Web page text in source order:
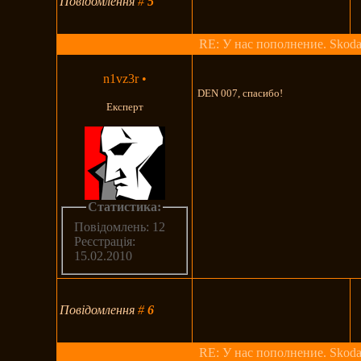
RE: У нас пополнение.
n1vz3r •
Експерт
Статистика:
Повідомлень: 12
Реєстрація:
15.02.2010
DEN 007, спасибо!
Повідомлення#6
RE: У нас пополнение.